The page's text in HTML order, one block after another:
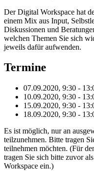
Der Digital Workspace hat
einem Mix aus Input,
Diskussionen und
welchen Themen Sie sich
jeweils dafür aufwenden.
Termine
07.09.2020, 9:30 -
10.09.2020, 9:30 -
15.09.2020, 9:30 -
18.09.2020, 9:30 -
Es ist möglich, nur an
teilzunehmen. Bitte tragen
teilnehmen möchten. (Für
tragen Sie sich bitte zuvor
Workspace ein.)